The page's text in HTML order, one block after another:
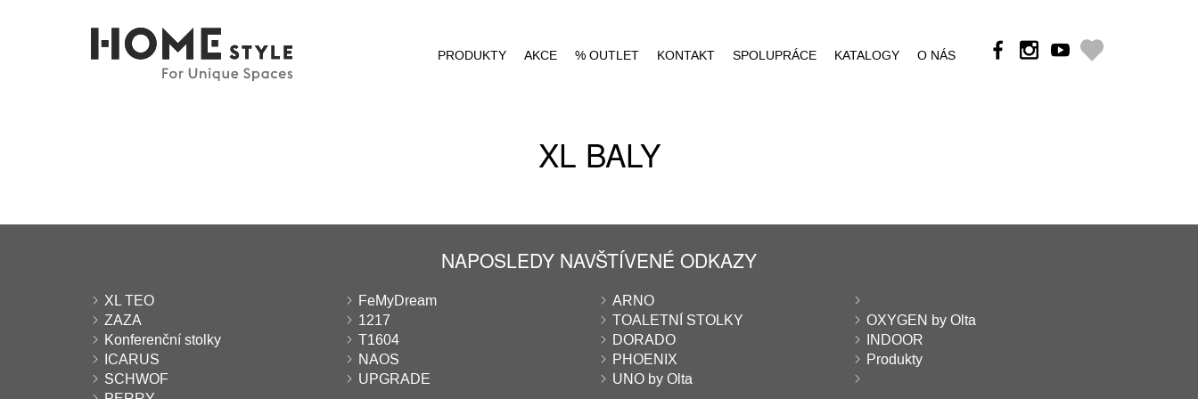
PRODUKTY AKCE % OUTLET KONTAKT SPOLUPRÁCE KATALOGY O NÁS
XL BALY
NAPOSLEDY NAVŠTÍVENÉ ODKAZY
XL TEO FeMyDream
ARNO
ZAZA
1217 TOALETNÍ STOLKY
OXYGEN by Olta
Konferenční stolky
T1604 DORADO
INDOOR
ICARUS
NAOS PHOENIX
Produkty
SCHWOF
UPGRADE
UNO by Olta